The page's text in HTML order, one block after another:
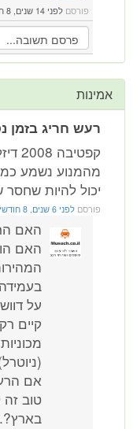
פורסם לפני 14 שנים, 8 חודשים
אמינות
רעש חריג בזמן
מהמנוע נשמע
יכול להיות שחסר
פורסם לפני 6 שנים, 8 חודשים
האם
האם
על
קיים
אם
טוב